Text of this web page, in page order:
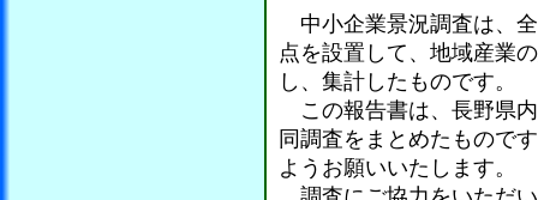
中小企業景況調査は、
点を設置して、地域産業
し、集計したものです。
この報告書は、長野県
同調査をまとめたもので
ようお願いいたします。